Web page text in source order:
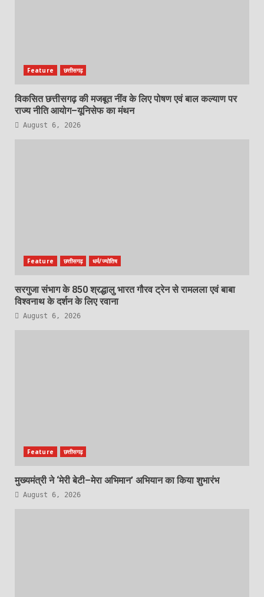
Feature छत्तीसगढ़
विकसित छत्तीसगढ़ की मजबूत नींव के लिए पोषण एवं बाल कल्याण पर
राज्य नीति आयोग–यूनिसेफ का मंथन
August 6, 2026
Feature छत्तीसगढ़ धर्म/ज्योतिष
सरगुजा संभाग के 850 श्रद्धालु भारत गौरव ट्रेन से रामलला एवं बाबा
विश्वनाथ के दर्शन के लिए रवाना
August 6, 2026
Feature छत्तीसगढ़
मुख्यमंत्री ने ‘मेरी बेटी–मेरा अभिमान’ अभियान का किया शुभारंभ
August 6, 2026